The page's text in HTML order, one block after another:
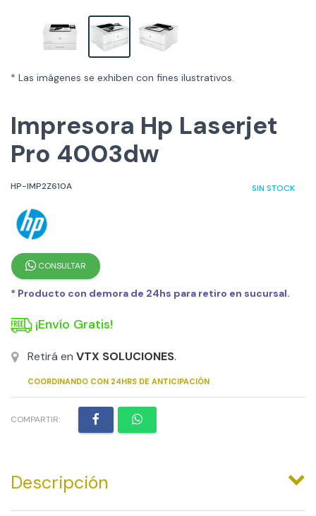
* Las imágenes se exhiben con fines ilustrativos.
Impresora Hp Laserjet
Pro 4003dw
HP-IMP2Z610A SIN STOCK
CONSULTAR
* Producto con demora de 24hs para retiro en sucursal.
¡Envío Gratis!
Retirá en VTX SOLUCIONES.
COORDINANDO CON 24HRS DE ANTICIPACIÓN
COMPARTIR:
Descripción